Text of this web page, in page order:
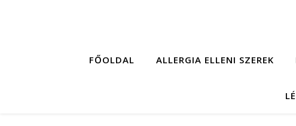
FŐOLDAL ALLERGIA ELLENI SZEREK